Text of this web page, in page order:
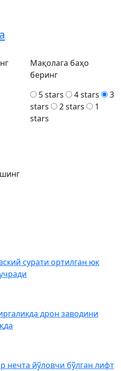
Мақолага баҳо
беринг
5 stars
4 stars
3
stars
2 stars
1
stars
сурати ортилган юк
дрон заводини
нечта йўловчи бўлган лифт